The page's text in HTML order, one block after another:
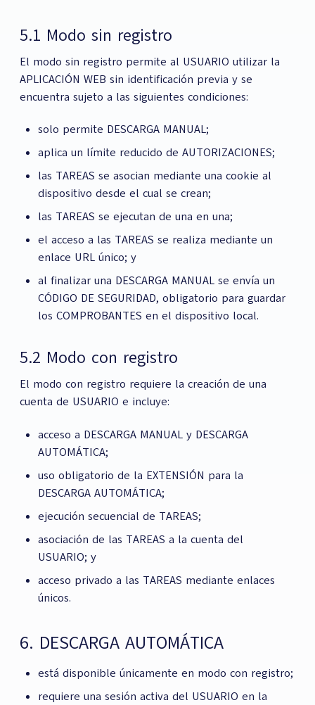
5.1 Modo sin registro
El modo sin registro permite al USUARIO utilizar la
APLICACIÓN WEB sin identificación previa y se
encuentra sujeto a las siguientes condiciones:
solo permite DESCARGA MANUAL;
aplica un límite reducido de AUTORIZACIONES;
las TAREAS se asocian mediante una cookie al
dispositivo desde el cual se crean;
las TAREAS se ejecutan de una en una;
el acceso a las TAREAS se realiza mediante un
enlace URL único; y
al finalizar una DESCARGA MANUAL se envía un
CÓDIGO DE SEGURIDAD, obligatorio para guardar
los COMPROBANTES en el dispositivo local.
5.2 Modo con registro
El modo con registro requiere la creación de una
cuenta de USUARIO e incluye:
acceso a DESCARGA MANUAL y DESCARGA
AUTOMÁTICA;
uso obligatorio de la EXTENSIÓN para la
DESCARGA AUTOMÁTICA;
ejecución secuencial de TAREAS;
asociación de las TAREAS a la cuenta del
USUARIO; y
acceso privado a las TAREAS mediante enlaces
únicos.
6. DESCARGA AUTOMÁTICA
está disponible únicamente en modo con registro;
requiere una sesión activa del USUARIO en la